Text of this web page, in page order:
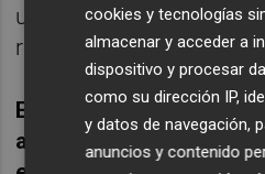
una gestión más eficaz
recursos públicos".
En economía, los ex de
aumento de los fondos
cookies y tecnologías
almacenar y acceder a
dispositivo y procesar
como su dirección IP,
y datos de navegación,
anuncios y contenido